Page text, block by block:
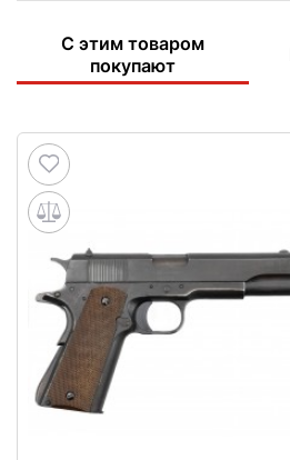
С этим товаром
покупают